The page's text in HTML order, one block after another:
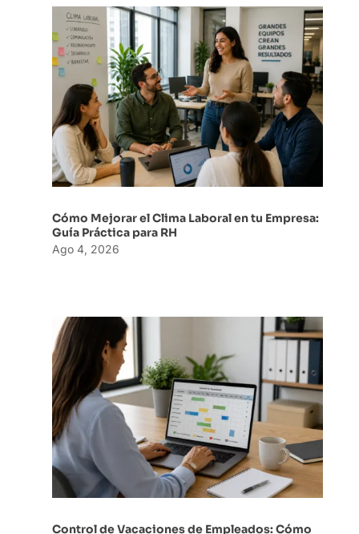
Cómo Mejorar el Clima Laboral en tu Empresa:
Guía Práctica para RH
Ago 4, 2026
Control de Vacaciones de Empleados: Cómo